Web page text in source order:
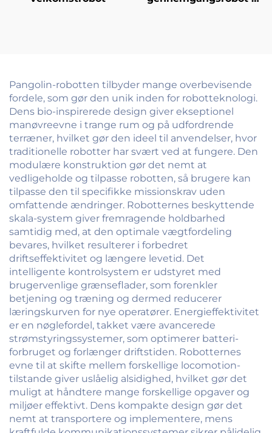
Pangolin-robotten tilbyder mange overbevisende
fordele, som gør den unik inden for robotteknologi.
Dens bio-inspirerede design giver ekseptionel
manøvreevne i trange rum og på udfordrende
terræner, hvilket gør den ideel til anvendelser, hvor
traditionelle robotter har svært ved at fungere. Den
modulære konstruktion gør det nemt at
vedligeholde og tilpasse robotten, så brugere kan
tilpasse den til specifikke missionskrav uden
omfattende ændringer. Robotternes beskyttende
skala-system giver fremragende holdbarhed
samtidig med, at den optimale vægtfordeling
bevares, hvilket resulterer i forbedret
driftseffektivitet og længere levetid. Det
intelligente kontrolsystem er udstyret med
brugervenlige grænseflader, som forenkler
betjening og træning og dermed reducerer
læringskurven for nye operatører. Energieffektivitet
er en nøglefordel, takket være avancerede
strømstyringssystemer, som optimerer batteri-
forbruget og forlænger driftstiden. Robotternes
evne til at skifte mellem forskellige locomotion-
tilstande giver uslåelig alsidighed, hvilket gør det
muligt at håndtere mange forskellige opgaver og
miljøer effektivt. Dens kompakte design gør det
nemt at transportere og implementere, mens